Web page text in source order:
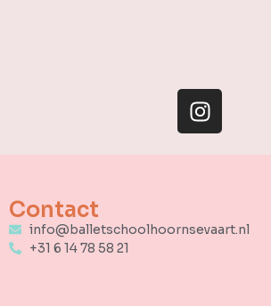
Contact
info@balletschoolhoornsevaart.nl
+31 6 14 78 58 21